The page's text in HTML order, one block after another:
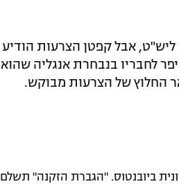
ליש"ט, אבל קפטן הצרעות הודיע
לחבריו בנבחרת אנגליה שהוא
החלוץ של הצרעות מבוקש.
ביובנטוס. "הגברת הזקנה" תשלם